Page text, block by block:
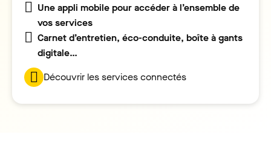
Une appli mobile pour accéder à l’ensemble de
vos services
Carnet d’entretien, éco-conduite, boîte à gants
digitale…
Découvrir les services connectés